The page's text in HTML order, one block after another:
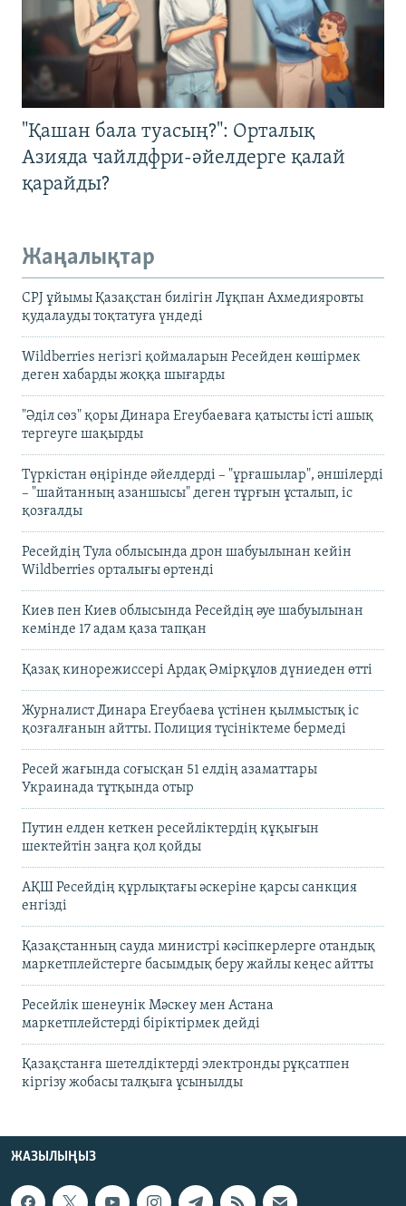
"Қашан бала туасың?": Орталық
Азияда чайлдфри-әйелдерге қалай
қарайды?
Жаңалықтар
CPJ ұйымы Қазақстан билігін Лұқпан Ахмедияровты
қудалауды тоқтатуға үндеді
Wildberries негізгі қоймаларын Ресейден көшірмек
деген хабарды жоққа шығарды
"Әділ сөз" қоры Динара Егеубаеваға қатысты істі ашық
тергеуге шақырды
Түркістан өңірінде әйелдерді – "ұрғашылар", әншілерді
– "шайтанның азаншысы" деген тұрғын ұсталып, іс
қозғалды
Ресейдің Тула облысында дрон шабуылынан кейін
Wildberries орталығы өртенді
Киев пен Киев облысында Ресейдің әуе шабуылынан
кемінде 17 адам қаза тапқан
Қазақ кинорежиссері Ардақ Әмірқұлов дүниеден өтті
Журналист Динара Егеубаева үстінен қылмыстық іс
қозғалғанын айтты. Полиция түсініктеме бермеді
Ресей жағында соғысқан 51 елдің азаматтары
Украинада тұтқында отыр
Путин елден кеткен ресейліктердің құқығын
шектейтін заңға қол қойды
АҚШ Ресейдің құрлықтағы әскеріне қарсы санкция
енгізді
Қазақстанның сауда министрі кәсіпкерлерге отандық
маркетплейстерге басымдық беру жайлы кеңес айтты
Ресейлік шенеунік Мәскеу мен Астана
маркетплейстерді біріктірмек дейді
Қазақстанға шетелдіктерді электронды рұқсатпен
кіргізу жобасы талқыға ұсынылды
ЖАЗЫЛЫҢЫЗ